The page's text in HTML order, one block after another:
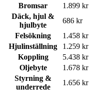
Bromsar
1.899 kr
Däck, hjul &
hjulbyte
686 kr
Felsökning
1.458 kr
Hjulinställning
1.259 kr
Koppling
5.438 kr
Oljebyte
1.678 kr
Styrning &
underrede
1.656 kr